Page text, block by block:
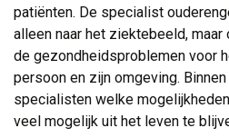
patiënten. De specialist
alleen naar het ziektebeeld, maar
de gezondheidsproblemen voor
persoon en zijn omgeving.
specialisten welke
veel mogelijk uit het leven te